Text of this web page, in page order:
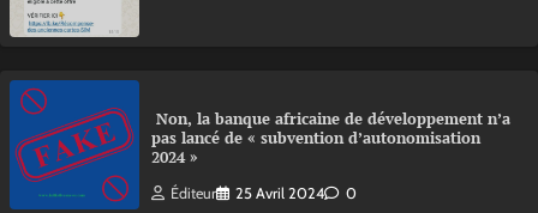
Non, la banque africaine de développement n’a
pas lancé de « subvention d’autonomisation
2024 »
Éditeur 25 Avril 2024 0